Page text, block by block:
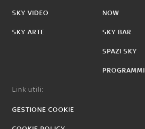
SKY VIDEO
SKY ARTE
NOW
SKY BAR
SPAZI SKY
PROGRAMMI
Link utili:
GESTIONE COOKIE